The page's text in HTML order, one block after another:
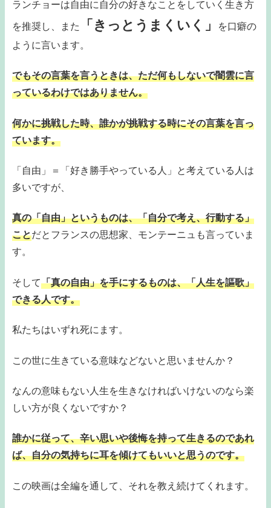
ランチョーは自由に自分の好きなことをしていく生き方
を推奨し、また
「きっとうまくいく」
を口癖の
ように言います。
でもその言葉を言うときは、ただ何もしないで闇雲に言
っているわけではありません。
何かに挑戦した時、誰かが挑戦する時にその言葉を言っ
ています。
「自由」＝「好き勝手やっている人」と考えている人は
多いですが、
真の「自由」というものは、「自分で考え、行動する」
ことだとフランスの思想家、モンテーニュも言っていま
す。
そして「真の自由」を手にするものは、「人生を謳歌」
できる人です。
私たちはいずれ死にます。
この世に生きている意味などないと思いませんか？
なんの意味もない人生を生きなければいけないのなら楽
しい方が良くないですか？
誰かに従って、辛い思いや後悔を持って生きるのであれ
ば、自分の気持ちに耳を傾けてもいいと思うのです。
この映画は全編を通して、それを教え続けてくれます。